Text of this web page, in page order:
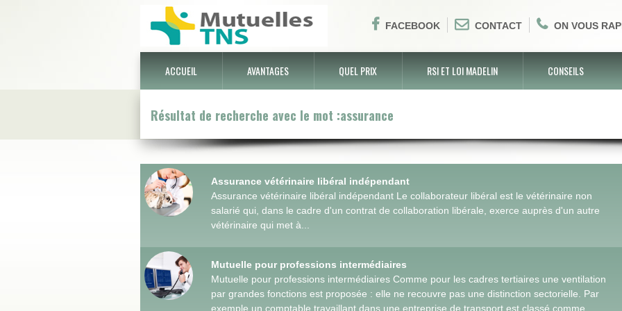
FACEBOOK CONTACT ON VOUS
ACCUEIL AVANTAGES QUEL PRIX RSI ET LOI MADELIN CONSEILS
Résultat de recherche avec le mot :assurance
Assurance vétérinaire libéral indépendant
Assurance vétérinaire libéral indépendant Le collaborateur libéral est le vétérinaire non
salarié qui, dans le cadre d'un contrat de collaboration libérale, exerce auprès d'un autre
vétérinaire qui met à...
Mutuelle pour professions intermédiaires
Mutuelle pour professions intermédiaires Comme pour les cadres tertiaires une ventilation
par grandes fonctions est proposée : elle ne recouvre pas une distinction sectorielle. Par
exemple un comptable travaillant dans une entreprise de transport est classé comme